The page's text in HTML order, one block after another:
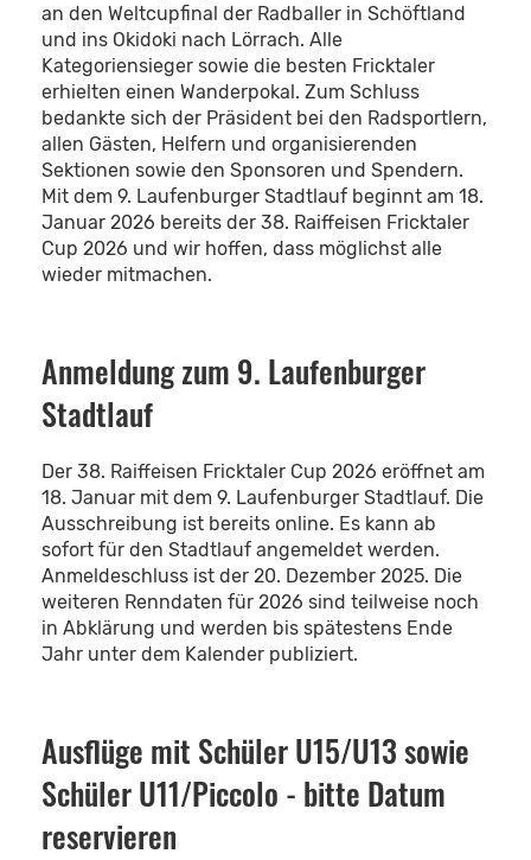
an den Weltcupfinal der Radballer in Schöftland
und ins Okidoki nach Lörrach. Alle
Kategoriensieger sowie die besten Fricktaler
erhielten einen Wanderpokal. Zum Schluss
bedankte sich der Präsident bei den Radsportlern,
allen Gästen, Helfern und organisierenden
Sektionen sowie den Sponsoren und Spendern.
Mit dem 9. Laufenburger Stadtlauf beginnt am 18.
Januar 2026 bereits der 38. Raiffeisen Fricktaler
Cup 2026 und wir hoffen, dass möglichst alle
wieder mitmachen.
Anmeldung zum 9. Laufenburger
Stadtlauf
Der 38. Raiffeisen Fricktaler Cup 2026 eröffnet am
18. Januar mit dem 9. Laufenburger Stadtlauf. Die
Ausschreibung ist bereits online. Es kann ab
sofort für den Stadtlauf angemeldet werden.
Anmeldeschluss ist der 20. Dezember 2025. Die
weiteren Renndaten für 2026 sind teilweise noch
in Abklärung und werden bis spätestens Ende
Jahr unter dem Kalender publiziert.
Ausflüge mit Schüler U15/U13 sowie
Schüler U11/Piccolo - bitte Datum
reservieren